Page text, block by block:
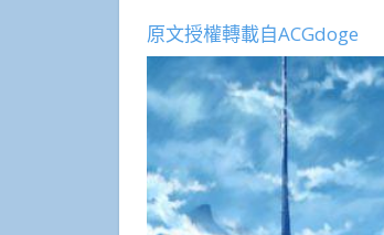
原文授權轉載自ACGdoge